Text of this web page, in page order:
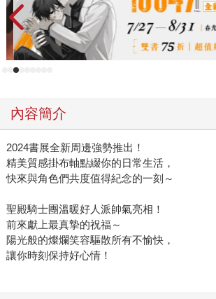
內容簡介
2024書展全新周邊強勢推出！
精美質感掛布軸點綴你的日常生活，
快來與角色們共度值得紀念的一刻～
聖殿騎士團溫暖好人派帥氣亮相！
前來獻上最真摯的祝福～
陽光般的燦爛笑容驅散所有不愉快，
讓你時刻保持好心情！